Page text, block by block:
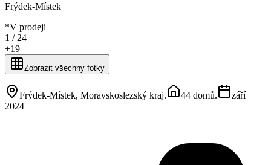
Frýdek-Místek
*V prodeji
1 / 24
+19
Zobrazit všechny fotky
Frýdek-Místek, Moravskoslezský kraj. 44 domů.
září
2024